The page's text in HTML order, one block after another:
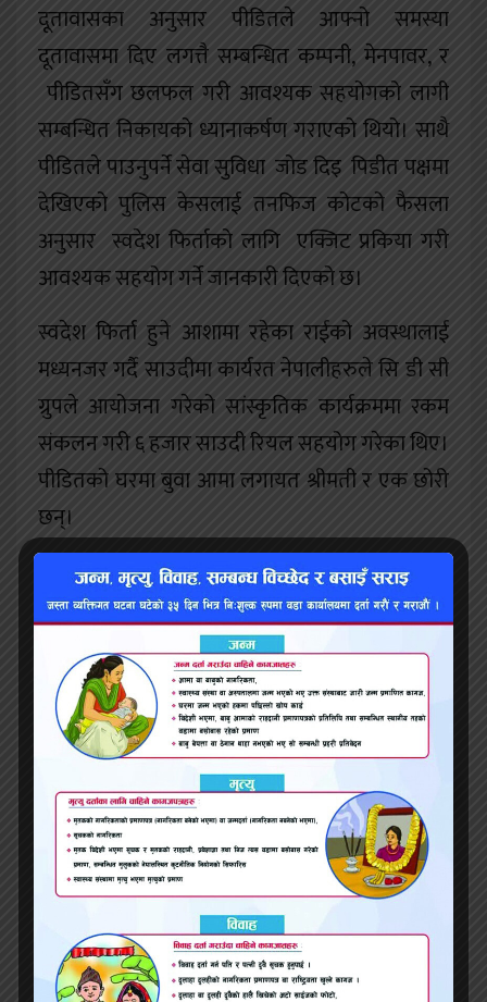
दूतावासका अनुसार पीडितले आफ्नो समस्या
दूतावासमा दिए लगत्तै सम्बन्धित कम्पनी, मेनपावर, र
पीडितसँग छलफल गरी आवश्यक सहयोगको लागी
सम्बन्धित निकायको ध्यानाकर्षण गराएको थियो। साथै
पीडितले पाउनुपर्ने सेवा सुविधा जोड दिइ पिडीत पक्षमा
देखिएको पुलिस केसलाई तनफिज कोटको फैसला
अनुसार स्वदेश फिर्ताको लागि एक्जिट प्रकिया गरी
आवश्यक सहयोग गर्ने जानकारी दिएको छ।
स्वदेश फिर्ता हुने आशामा रहेका राईको अवस्थालाई
मध्यनजर गर्दै साउदीमा कार्यरत नेपालीहरुले सि डी सी
ग्रुपले आयोजना गरेको सांस्कृतिक कार्यक्रममा रकम
संकलन गरी ६ हजार साउदी रियल सहयोग गरेका थिए।
पीडितको घरमा बुवा आमा लगायत श्रीमती र एक छोरी
छन्।
यो खबर पढेर तपाईलाई कस्तो
महसुस भयो ?
भ्वाइस खबर २०७९ श्रावण २५, बुधबार ०४:२५